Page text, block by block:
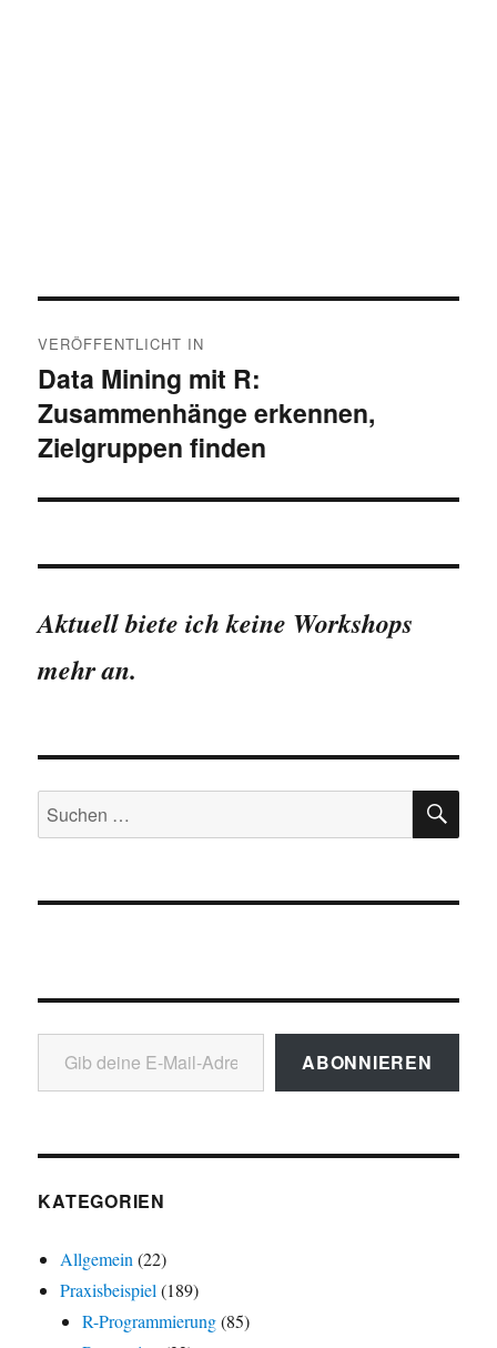
VERÖFFENTLICHT IN
Data Mining mit R:
Zusammenhänge erkennen,
Zielgruppen finden
Aktuell biete ich keine Workshops
mehr an.
Suchen
nach:
Gib deine E-Mail-Adresse ein ...
ABONNIEREN
KATEGORIEN
Allgemein (22)
Praxisbeispiel (189)
R-Programmierung(85)